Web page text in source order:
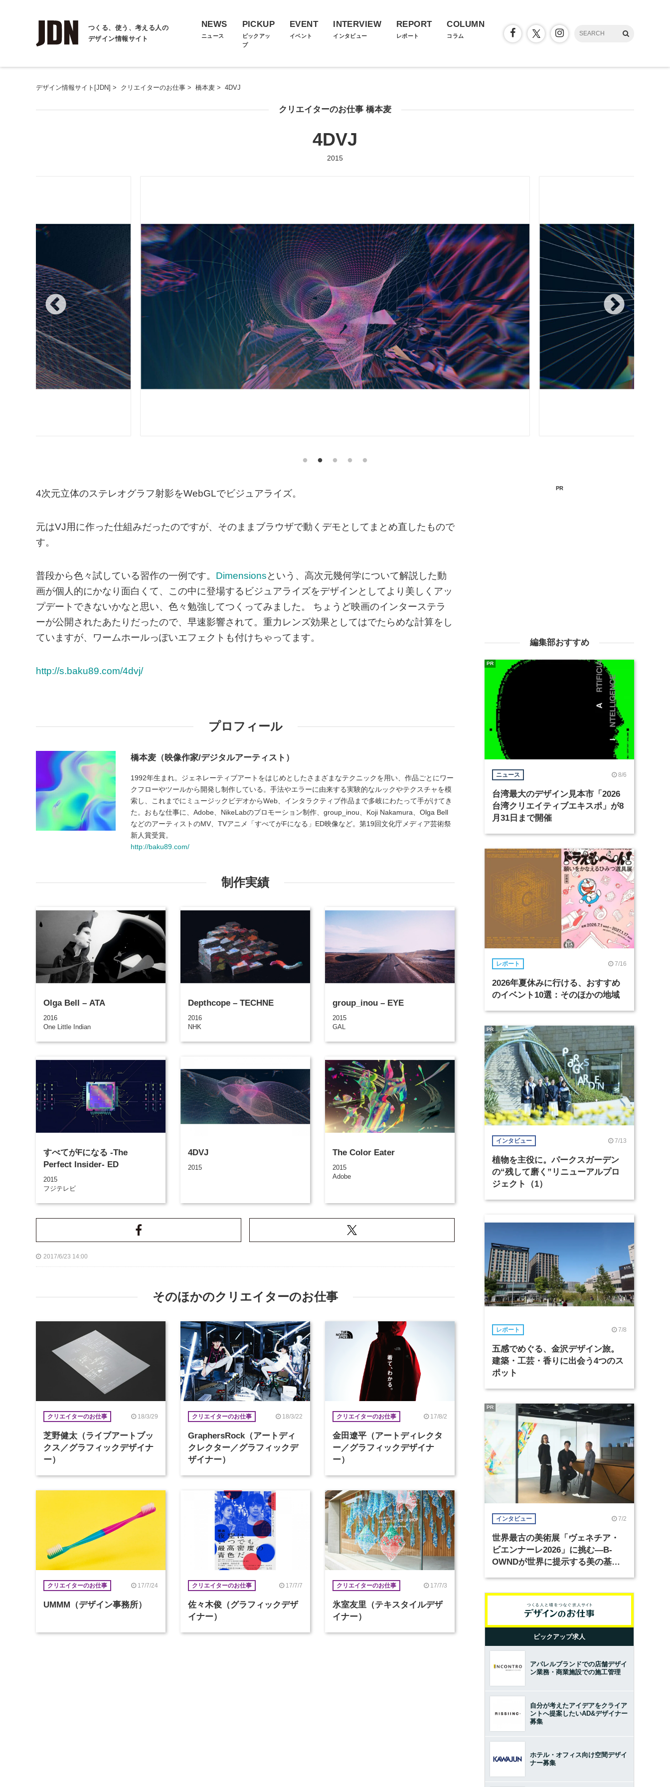
つくる、使う、考える人の
デザイン情報サイト
NEWS
ニュース
PICKUP
ピックアッ
プ
EVENT
イベント
INTERVIEW
インタビュー
REPORT
レポート
COLUMN
コラム
デザイン情報サイト[JDN] > クリエイターのお仕事 > 橋本麦 > 4DVJ
クリエイターのお仕事 橋本麦
4DVJ
2015
4次元立体のステレオグラフ射影をWebGLでビジュアライズ。
元はVJ用に作った仕組みだったのですが、そのままブラウザで動くデモとしてまとめ直したもので
す。
普段から色々試している習作の一例です。 Dimensionsという、高次元幾何学について解説した動
画が個人的にかなり面白くて、この中に登場するビジュアライズをデザインとしてより美しくアッ
プデートできないかなと思い、色々勉強してつくってみました。 ちょうど映画のインターステラ
ーが公開されたあたりだったので、早速影響されて。重力レンズ効果としてはでたらめな計算をし
ていますが、ワームホールっぽいエフェクトも付けちゃってます。
http://s.baku89.com/4dvj/
プロフィール
橋本麦（映像作家/デジタルアーティスト）
1992年生まれ。ジェネレーティブアートをはじめとしたさまざまなテクニックを用い、作品ごとにワー
クフローやツールから開発し制作している。手法やエラーに由来する実験的なルックやテクスチャを模
索し、これまでにミュージックビデオからWeb、インタラクティブ作品まで多岐にわたって手がけてき
た。おもな仕事に、Adobe、NikeLabのプロモーション制作、group_inou、Koji Nakamura、Olga Bell
などのアーティストのMV、TVアニメ「すべてがFになる」ED映像など。第19回文化庁メディア芸術祭
新人賞受賞。
http://baku89.com/
制作実績
Olga Bell – ATA
2016
One Little Indian
Depthcope – TECHNE
2016
NHK
group_inou – EYE
2015
GAL
すべてがFになる -The
Perfect Insider- ED
2015
フジテレビ
4DVJ
2015
The Color Eater
2015
Adobe
2017/6/23 14:00
そのほかのクリエイターのお仕事
クリエイターのお仕事 18/3/29
芝野健太（ライブアートブッ
クス／グラフィックデザイナ
ー）
クリエイターのお仕事 18/3/22
GraphersRock（アートディ
クレクター／グラフィックデ
ザイナー）
クリエイターのお仕事 17/8/2
金田遼平（アートディレクタ
ー／グラフィックデザイナ
ー）
クリエイターのお仕事 17/7/24
UMMM（デザイン事務所）
クリエイターのお仕事 17/7/7
佐々木俊（グラフィックデザ
イナー）
クリエイターのお仕事 17/7/3
氷室友里（テキスタイルデザ
イナー）
PR
編集部おすすめ
ニュース 8/6
台湾最大のデザイン見本市「2026
台湾クリエイティブエキスポ」が8
月31日まで開催
PR
レポート 7/16
2026年夏休みに行ける、おすすめ
のイベント10選：そのほかの地域
インタビュー 7/13
植物を主役に。パークスガーデン
の“残して磨く”リニューアルプロ
ジェクト（1）
PR
レポート 7/8
五感でめぐる、金沢デザイン旅。
建築・工芸・香りに出会う4つのス
ポット
インタビュー 7/2
世界最古の美術展「ヴェネチア・
ビエンナーレ2026」に挑む―B-
OWNDが世界に提示する美の基準
PR
ピックアップ求人
アパレルブランドでの店舗デザイ
ン業務・商業施設での施工管理
自分が考えたアイデアをクライア
ントへ提案したいAD&デザイナー
募集
ホテル・オフィス向け空間デザイ
ナー募集